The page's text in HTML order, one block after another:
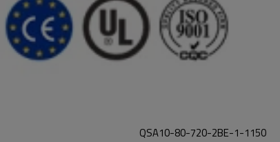
QSA10-80-720-2BE-1-1150